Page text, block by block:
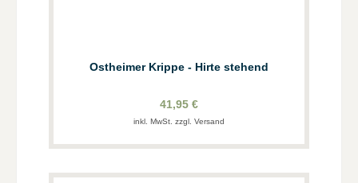
Ostheimer Krippe - Hirte stehend
41,95 €
inkl. MwSt. zzgl. Versand